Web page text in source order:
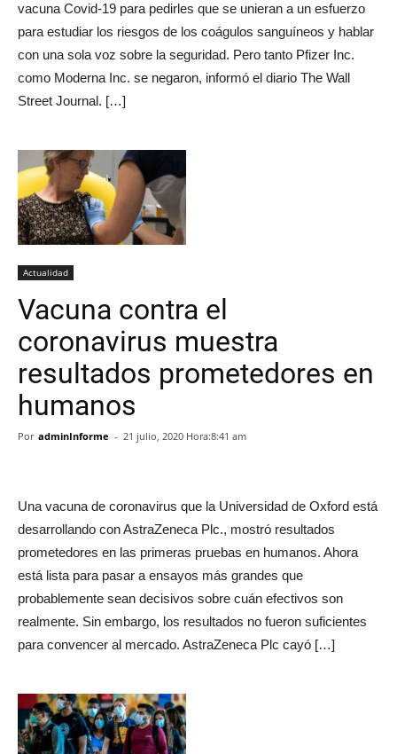
vacuna Covid-19 para pedirles que se unieran a un esfuerzo
para estudiar los riesgos de los coágulos sanguíneos y hablar
con una sola voz sobre la seguridad. Pero tanto Pfizer Inc.
como Moderna Inc. se negaron, informó el diario The Wall
Street Journal. […]
Actualidad
Vacuna contra el
coronavirus muestra
resultados prometedores en
humanos
Por adminInforme - 21 julio, 2020 Hora:8:41 am
Una vacuna de coronavirus que la Universidad de Oxford está
desarrollando con AstraZeneca Plc., mostró resultados
prometedores en las primeras pruebas en humanos. Ahora
está lista para pasar a ensayos más grandes que
probablemente sean decisivos sobre cuán efectivos son
realmente. Sin embargo, los resultados no fueron suficientes
para convencer al mercado. AstraZeneca Plc cayó […]